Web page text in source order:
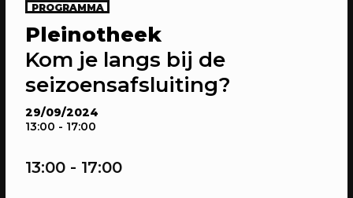
20/04/2023
Gesprekken: Onze stad, ons canvas
Over de verdiepende gesprekken op
Onze stad, ons canvas
PROGRAMMA
29/09/2024
13:00 - 17:00
Pleinotheek
Kom je langs bij de
seizoensafsluiting?
13:00 - 17:00